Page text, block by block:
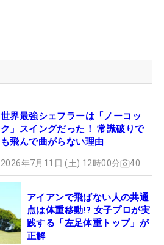
世界最強シェフラーは「ノーコッ
ク」スイングだった！ 常識破りで
も飛んで曲がらない理由
2026年7月11日 (土) 12時00分 40
アイアンで飛ばない人の共通
点は体重移動!? 女子プロが実
践する「左足体重トップ」が
正解